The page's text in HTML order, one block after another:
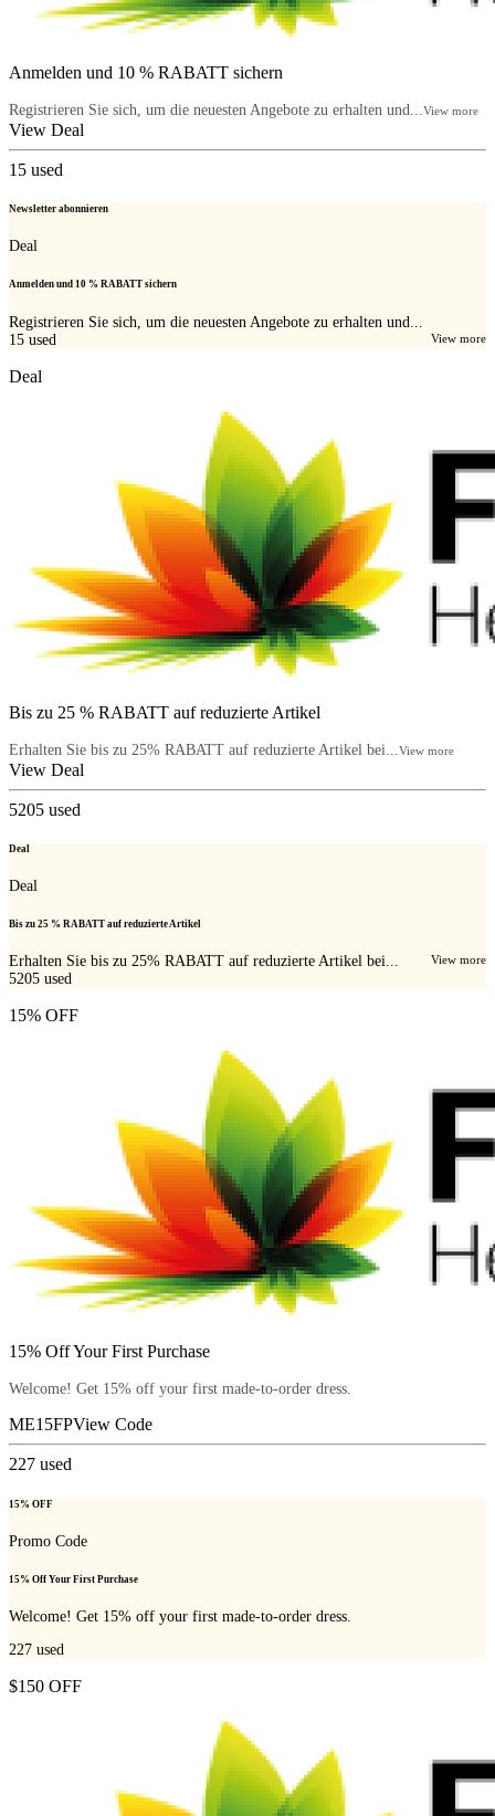
Anmelden und 10 % RABATT sichern
Registrieren Sie sich, um die neuesten Angebote zu erhalten und... View more
View Deal
15 used
Newsletter abonnieren
Deal
Anmelden und 10 % RABATT sichern
Registrieren Sie sich, um die neuesten Angebote zu erhalten und...
View more
15 used
Deal
Bis zu 25 % RABATT auf reduzierte Artikel
Erhalten Sie bis zu 25% RABATT auf reduzierte Artikel bei... View more
View Deal
5205 used
Deal
Deal
Bis zu 25 % RABATT auf reduzierte Artikel
Erhalten Sie bis zu 25% RABATT auf reduzierte Artikel bei... View more
5205 used
15% OFF
15% Off Your First Purchase
Welcome! Get 15% off your first made-to-order dress.
ME15FPView Code
227 used
15% OFF
Promo Code
15% Off Your First Purchase
Welcome! Get 15% off your first made-to-order dress.
227 used
$150 OFF